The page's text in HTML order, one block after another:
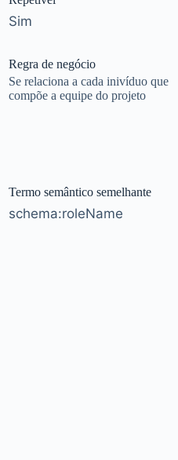
Sim
Regra de negócio
Se relaciona a cada inivíduo que
compõe a equipe do projeto
Termo semântico semelhante
schema:roleName